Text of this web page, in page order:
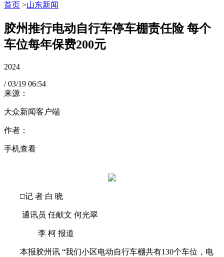
首页 >山东新闻
胶州推行电动自行车停车棚责任险 每个
车位每年保费200元
2024
/ 03/19 06:54
来源：
大众新闻客户端
作者：
手机查看
□记 者 白 晓
通讯员 任献文 何光翠
李 柯 报道
本报胶州讯 “我们小区电动自行车棚共有130个车位，电